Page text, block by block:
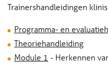
Trainershandleidingen
Programma- en
Theoriehandleiding
Module 1 - Herkennen